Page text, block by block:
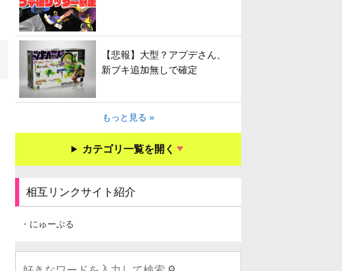
【悲報】大型？アプデさん、
新ブキ追加無しで確定
もっと見る »
カテゴリ一覧を開く
相互リンクサイト紹介
・にゅーぷる